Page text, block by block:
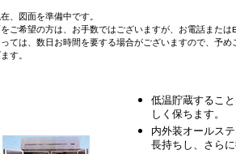
、図面を準備中です。
ご希望の方は、お手数ではございますが、お電話また
ては、数日お時間を要する場合がございますので、予め
す。
低温貯蔵するこ
しく保ちます。
内外装オールス
長持ちし、さらに